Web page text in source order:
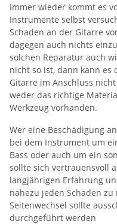
Immer wieder kommt es
Instrumente selbst
Schaden an der Gitarre
dagegen auch nichts
solchen Reparatur auch
nicht so ist, dann kann es
Gitarre im Anschluss
weder das richtige
Werkzeug vorhanden.
Wer eine Beschädigung
bei dem Instrument um
Bass oder auch um ein
sollte sich vertrauensvoll
langjährigen Erfahrung
nahezu jeden Schaden
Seitenwechsel sollte
durchgeführt werden